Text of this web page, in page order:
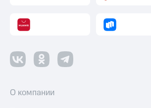
О компании